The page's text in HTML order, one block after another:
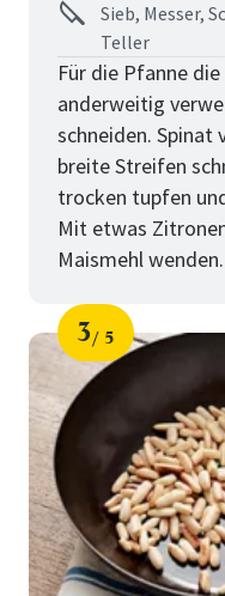
Sieb, Messer,
Teller
Für die Pfanne
anderweitig
schneiden. Spinat
breite Streifen
trocken tupfen
Mit etwas
Maismehl wenden.
Schritt
3
von
5